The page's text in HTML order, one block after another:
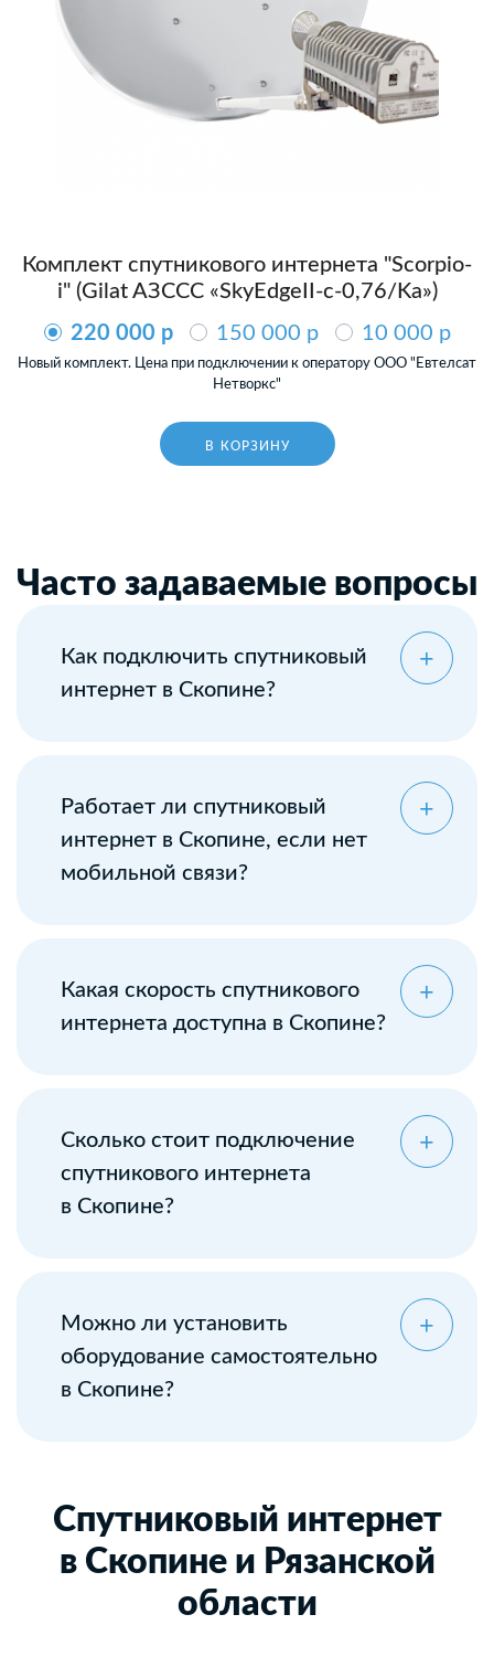
Комплект спутникового интернета "Scorpio-
i" (Gilat AЗССС «SkyEdgeII-c-0,76/Ka»)
220 000 p
150 000 p 10 000 p
Новый комплект. Цена при подключении к оператору ООО "Евтелсат
Нетворкс"
В КОРЗИНУ
Часто задаваемые вопросы
Как подключить спутниковый
интернет в Скопине?
Работает ли спутниковый
интернет в Скопине, если нет
мобильной связи?
Какая скорость спутникового
интернета доступна в Скопине?
Сколько стоит подключение
спутникового интернета
в Скопине?
Можно ли установить
оборудование самостоятельно
в Скопине?
Спутниковый интернет
в Скопине и Рязанской
области